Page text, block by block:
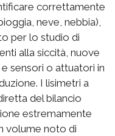
correttamente
neve, nebbia),
per lo studio di
alla siccità, nuove
sensori o attuatori in
I lisimetri a
del bilancio
estremamente
volume noto di